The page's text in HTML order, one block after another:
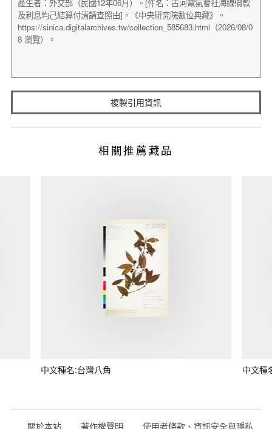
複製引用資訊
相關推薦藏品
中文種名:台灣八角 中文種
關於本站 著作權聲明 使用者條款、資訊安全與隱私